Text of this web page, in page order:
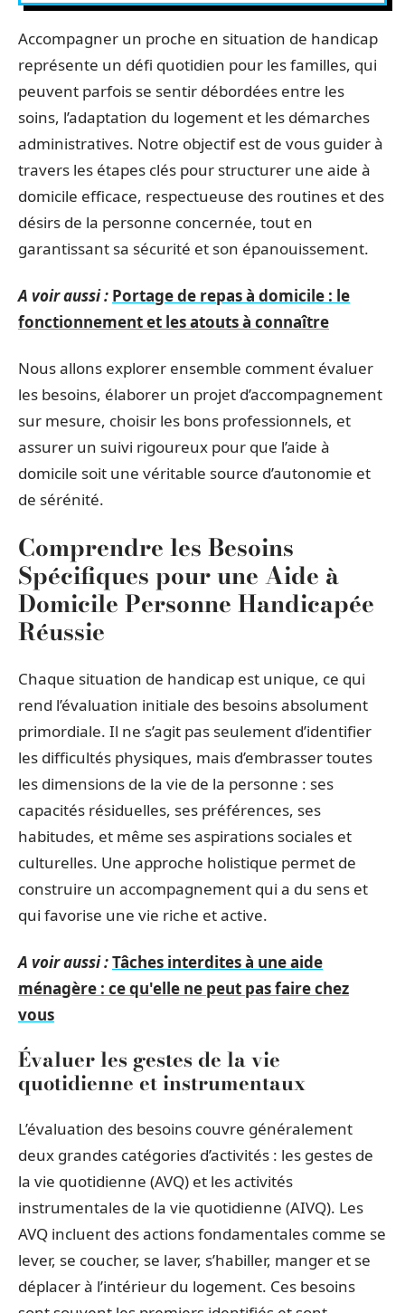
Accompagner un proche en situation de handicap
représente un défi quotidien pour les familles, qui
peuvent parfois se sentir débordées entre les
soins, l’adaptation du logement et les démarches
administratives. Notre objectif est de vous guider à
travers les étapes clés pour structurer une aide à
domicile efficace, respectueuse des routines et des
désirs de la personne concernée, tout en
garantissant sa sécurité et son épanouissement.
A voir aussi : Portage de repas à domicile : le
fonctionnement et les atouts à connaître
Nous allons explorer ensemble comment évaluer
les besoins, élaborer un projet d’accompagnement
sur mesure, choisir les bons professionnels, et
assurer un suivi rigoureux pour que l’aide à
domicile soit une véritable source d’autonomie et
de sérénité.
Comprendre les Besoins
Spécifiques pour une Aide à
Domicile Personne Handicapée
Réussie
Chaque situation de handicap est unique, ce qui
rend l’évaluation initiale des besoins absolument
primordiale. Il ne s’agit pas seulement d’identifier
les difficultés physiques, mais d’embrasser toutes
les dimensions de la vie de la personne : ses
capacités résiduelles, ses préférences, ses
habitudes, et même ses aspirations sociales et
culturelles. Une approche holistique permet de
construire un accompagnement qui a du sens et
qui favorise une vie riche et active.
A voir aussi :Tâches interdites à une aide
ménagère : ce qu'elle ne peut pas faire chez
vous
Évaluer les gestes de la vie
quotidienne et instrumentaux
L’évaluation des besoins couvre généralement
deux grandes catégories d’activités : les gestes de
la vie quotidienne (AVQ) et les activités
instrumentales de la vie quotidienne (AIVQ). Les
AVQ incluent des actions fondamentales comme se
lever, se coucher, se laver, s’habiller, manger et se
déplacer à l’intérieur du logement. Ces besoins